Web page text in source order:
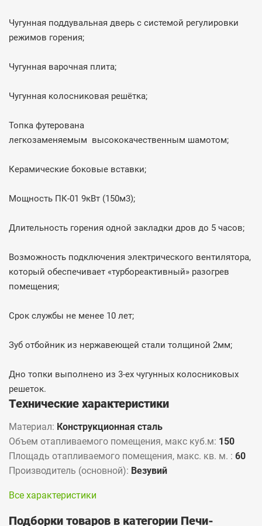
Чугунная поддувальная дверь с системой регулировки
режимов горения;
Чугунная варочная плита;
Чугунная колосниковая решётка;
Топка футерована
легкозаменяемым высококачественным шамотом;
Керамические боковые вставки;
Мощность ПК-01 9кВт (150м3);
Длительность горения одной закладки дров до 5 часов;
Возможность подключения электрического вентилятора,
который обеспечивает «турбореактивный» разогрев
помещения;
Срок службы не менее 10 лет;
Зуб отбойник из нержавеющей стали толщиной 2мм;
Дно топки выполнено из 3-ех чугунных колосниковых
решеток.
Технические характеристики
Материал: Конструкционная сталь
Объем отапливаемого помещения, макс куб.м: 150
Площадь отапливаемого помещения, макс. кв. м. : 60
Производитель (основной): Везувий
Все характеристики
Подборки товаров в категории Печи-